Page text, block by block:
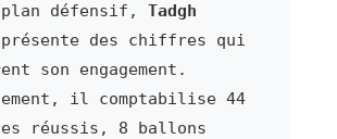
défensif, Tadgh
des chiffres qui
son engagement.
il comptabilise 44
réussis, 8 ballons